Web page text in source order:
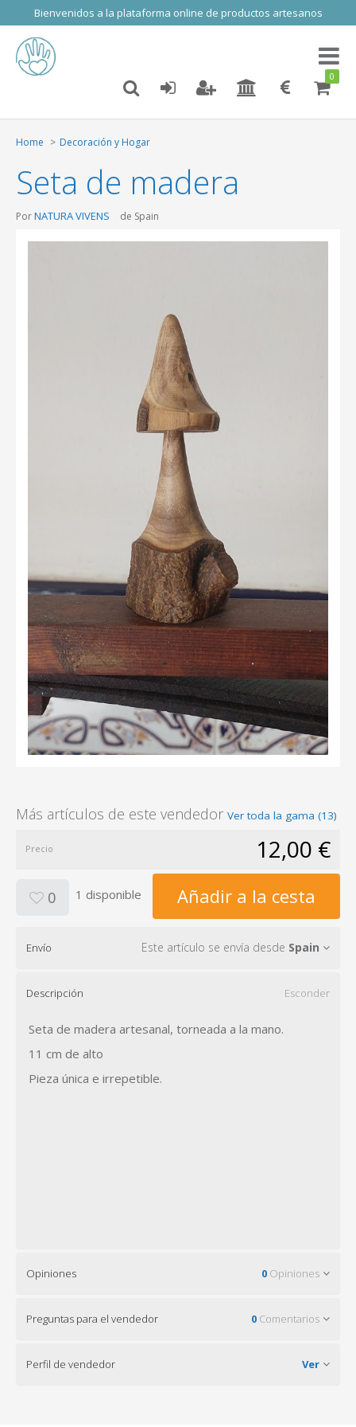
Bienvenidos a la plataforma online de productos artesanos
Toggle
0
Home Decoración y Hogar
Seta de madera
PorNATURA VIVENS de Spain
Más artículos de este vendedor Ver toda la gama (13)
Precio 12,00 €
0 1 disponible Añadir a la cesta
Envío Este artículo se envía desde Spain
Descripción Esconder
Seta de madera artesanal, torneada a la mano.
11 cm de alto
Pieza única e irrepetible.
Opiniones 0 Opiniones
Preguntas para el vendedor 0 Comentarios
Perfil de vendedor Ver